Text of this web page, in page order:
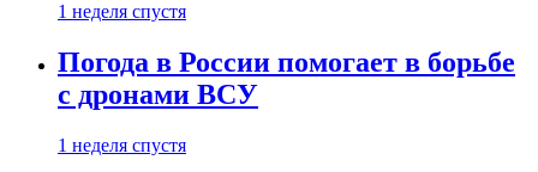
1 неделя спустя
Погода в России помогает в борьбе
с дронами ВСУ
1 неделя спустя